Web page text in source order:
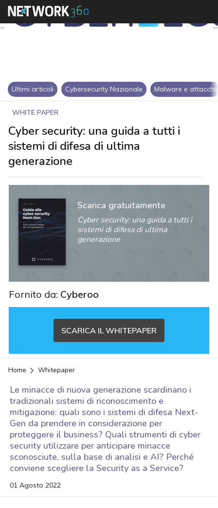
Ultimi articoli Cybersecurity Nazionale Malware e attacchi
WHITE PAPER
Cyber security: una guida a tutti i
sistemi di difesa di ultima
generazione
Scarica gratuitamente
Cyber security: una guida a tutti i
sistemi di difesa di ultima
generazione
Fornito da: Cyberoo
SCARICA IL WHITEPAPER
Home Whitepaper
Le minacce di nuova generazione scardinano i
tradizionali sistemi di riconoscimento e
mitigazione: quali sono i sistemi di difesa Next-
Gen da prendere in considerazione per
proteggere il business? Quali strumenti di cyber
security utilizzare per anticipare minacce
sconosciute, sulla base di analisi e AI? Perché
conviene scegliere la Security as a Service?
01 Agosto 2022